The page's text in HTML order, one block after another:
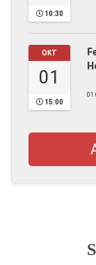
10:30
OKT
01
15:00